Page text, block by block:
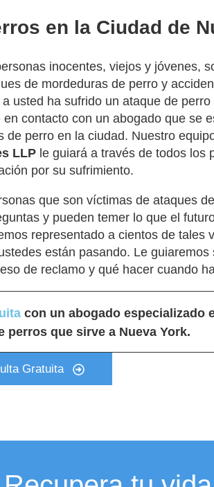
en la Ciudad de
inocentes, viejos y jóvenes,
de mordeduras de perro y
usted ha sufrido un ataque de
contacto con un abogado que se
de perro en la ciudad. Nuestro
LLP le guiará a través de todos los
por su sufrimiento.
que son víctimas de ataques
y pueden temer lo que el
representado a cientos de tales
están pasando. Le guiaremos
de reclamo y qué hacer cuando
con un abogado especializado
perros que sirve a Nueva York.
Gratuita